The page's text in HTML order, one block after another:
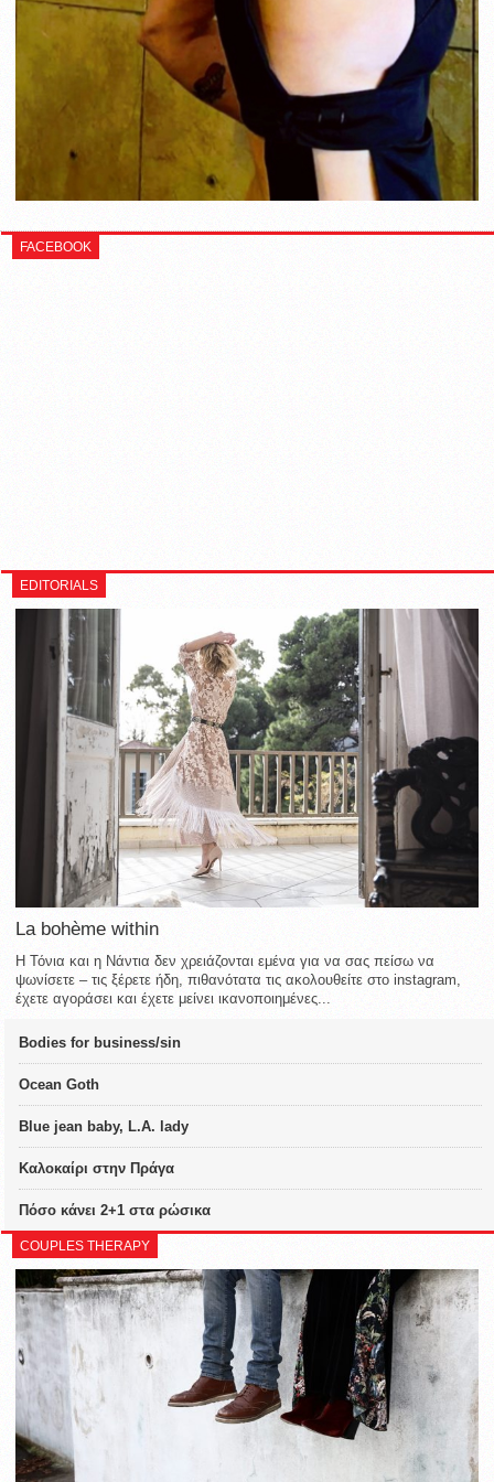
FACEBOOK
EDITORIALS
La bohème within
Η Τόνια και η Νάντια δεν χρειάζονται εμένα για να σας πείσω να
ψωνίσετε – τις ξέρετε ήδη, πιθανότατα τις ακολουθείτε στο instagram,
έχετε αγοράσει και έχετε μείνει ικανοποιημένες...
Bodies for business/sin
Ocean Goth
Blue jean baby, L.A. lady
Καλοκαίρι στην Πράγα
Πόσο κάνει 2+1 στα ρώσικα
COUPLES THERAPY